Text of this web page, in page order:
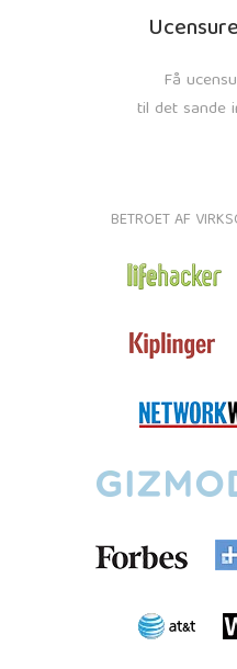
Få
til det sande
BETROET AF